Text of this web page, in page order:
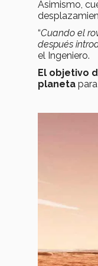
Asimismo,
“Cuando el
después
el Ingeniero.
El objetivo
planeta